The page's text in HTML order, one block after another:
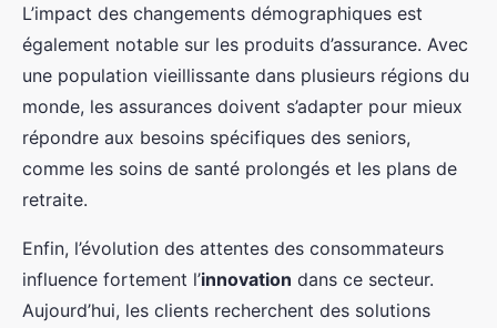
L’impact des changements démographiques est
également notable sur les produits d’assurance. Avec
une population vieillissante dans plusieurs régions du
monde, les assurances doivent s’adapter pour mieux
répondre aux besoins spécifiques des seniors,
comme les soins de santé prolongés et les plans de
retraite.
Enfin, l’évolution des attentes des consommateurs
influence fortement l’innovation dans ce secteur.
Aujourd’hui, les clients recherchent des solutions